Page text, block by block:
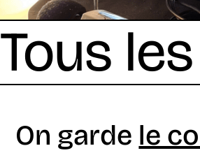
Tous
On garde le